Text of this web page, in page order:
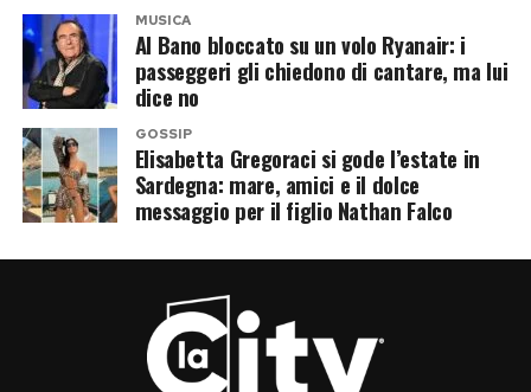
MUSICA
Al Bano bloccato su un volo Ryanair: i
passeggeri gli chiedono di cantare, ma lui
dice no
GOSSIP
Elisabetta Gregoraci si gode l’estate in
Sardegna: mare, amici e il dolce
messaggio per il figlio Nathan Falco